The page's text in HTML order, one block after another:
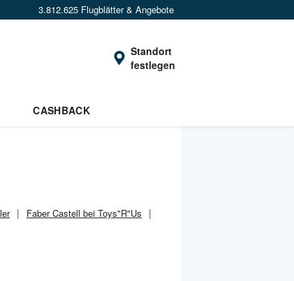
3.812.625 Flugblätter & Angebote
Standort
festlegen
CASHBACK
Faber Castell bei Toys"R"Us